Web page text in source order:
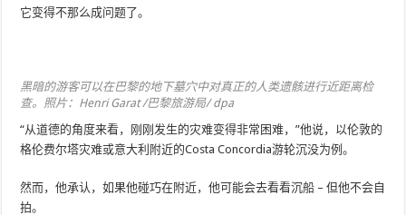
它变得不那么成问题了。
黑暗的游客可以在巴黎的地下墓穴中对真正的人类遗骸进行近距离检
查。照片：Henri Garat /巴黎旅游局/ dpa
“从道德的角度来看，刚刚发生的灾难变得非常困难，”他说，以伦敦的
格伦费尔塔灾难或意大利附近的Costa Concordia游轮沉没为例。
然而，他承认，如果他碰巧在附近，他可能会去看看沉船 – 但他不会自
拍。